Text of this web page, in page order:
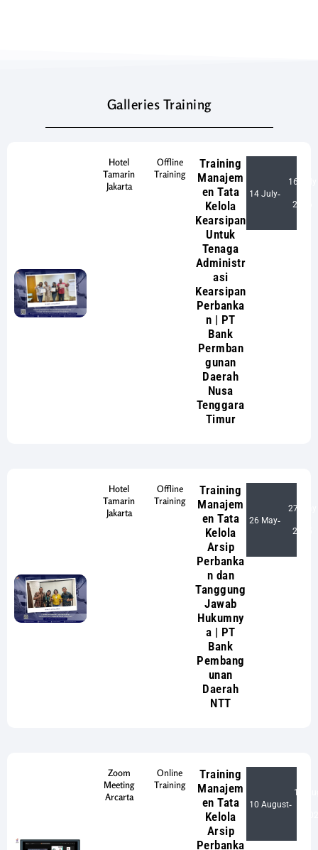
Galleries Training
Hotel
Tamarin
Jakarta
Offline
Training
Training
Manajem
en Tata
Kelola
Kearsipan
Untuk
Tenaga
Administr
asi
Kearsipan
Perbanka
n | PT
Bank
Permban
gunan
Daerah
Nusa
Tenggara
Timur
14 July-
16 July
2026
Hotel
Tamarin
Jakarta
Offline
Training
Training
Manajem
en Tata
Kelola
Arsip
Perbanka
n dan
Tanggung
Jawab
Hukumny
a | PT
Bank
Pembang
unan
Daerah
NTT
26 May-
27 May
2025
Zoom
Meeting
Arcarta
Online
Training
Training
Manajem
en Tata
Kelola
Arsip
Perbanka
10 August-
10